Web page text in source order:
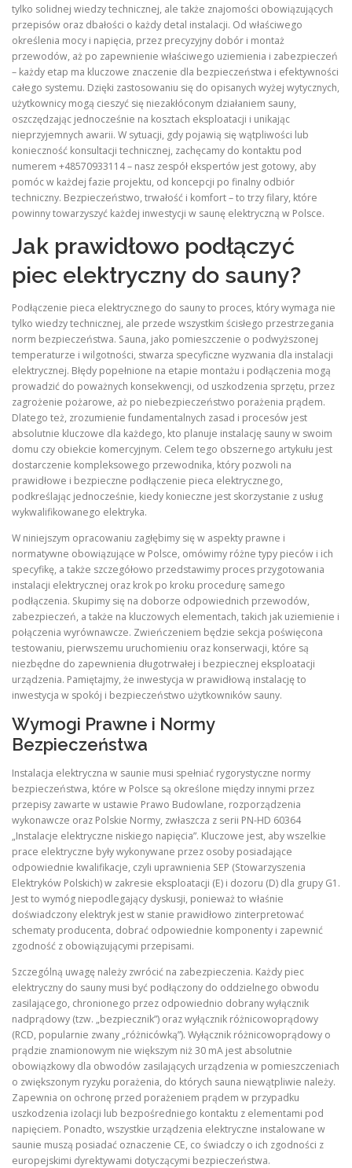
tylko solidnej wiedzy technicznej, ale także znajomości obowiązujących
przepisów oraz dbałości o każdy detal instalacji. Od właściwego
określenia mocy i napięcia, przez precyzyjny dobór i montaż
przewodów, aż po zapewnienie właściwego uziemienia i zabezpieczeń
– każdy etap ma kluczowe znaczenie dla bezpieczeństwa i efektywności
całego systemu. Dzięki zastosowaniu się do opisanych wyżej wytycznych,
użytkownicy mogą cieszyć się niezakłóconym działaniem sauny,
oszczędzając jednocześnie na kosztach eksploatacji i unikając
nieprzyjemnych awarii. W sytuacji, gdy pojawią się wątpliwości lub
konieczność konsultacji technicznej, zachęcamy do kontaktu pod
numerem +48570933114 – nasz zespół ekspertów jest gotowy, aby
pomóc w każdej fazie projektu, od koncepcji po finalny odbiór
techniczny. Bezpieczeństwo, trwałość i komfort – to trzy filary, które
powinny towarzyszyć każdej inwestycji w saunę elektryczną w Polsce.
Jak prawidłowo podłączyć
piec elektryczny do sauny?
Podłączenie pieca elektrycznego do sauny to proces, który wymaga nie
tylko wiedzy technicznej, ale przede wszystkim ścisłego przestrzegania
norm bezpieczeństwa. Sauna, jako pomieszczenie o podwyższonej
temperaturze i wilgotności, stwarza specyficzne wyzwania dla instalacji
elektrycznej. Błędy popełnione na etapie montażu i podłączenia mogą
prowadzić do poważnych konsekwencji, od uszkodzenia sprzętu, przez
zagrożenie pożarowe, aż po niebezpieczeństwo porażenia prądem.
Dlatego też, zrozumienie fundamentalnych zasad i procesów jest
absolutnie kluczowe dla każdego, kto planuje instalację sauny w swoim
domu czy obiekcie komercyjnym. Celem tego obszernego artykułu jest
dostarczenie kompleksowego przewodnika, który pozwoli na
prawidłowe i bezpieczne podłączenie pieca elektrycznego,
podkreślając jednocześnie, kiedy konieczne jest skorzystanie z usług
wykwalifikowanego elektryka.
W niniejszym opracowaniu zagłębimy się w aspekty prawne i
normatywne obowiązujące w Polsce, omówimy różne typy pieców i ich
specyfikę, a także szczegółowo przedstawimy proces przygotowania
instalacji elektrycznej oraz krok po kroku procedurę samego
podłączenia. Skupimy się na doborze odpowiednich przewodów,
zabezpieczeń, a także na kluczowych elementach, takich jak uziemienie i
połączenia wyrównawcze. Zwieńczeniem będzie sekcja poświęcona
testowaniu, pierwszemu uruchomieniu oraz konserwacji, które są
niezbędne do zapewnienia długotrwałej i bezpiecznej eksploatacji
urządzenia. Pamiętajmy, że inwestycja w prawidłową instalację to
inwestycja w spokój i bezpieczeństwo użytkowników sauny.
Wymogi Prawne i Normy
Bezpieczeństwa
Instalacja elektryczna w saunie musi spełniać rygorystyczne normy
bezpieczeństwa, które w Polsce są określone między innymi przez
przepisy zawarte w ustawie Prawo Budowlane, rozporządzenia
wykonawcze oraz Polskie Normy, zwłaszcza z serii PN-HD 60364
„Instalacje elektryczne niskiego napięcia”. Kluczowe jest, aby wszelkie
prace elektryczne były wykonywane przez osoby posiadające
odpowiednie kwalifikacje, czyli uprawnienia SEP (Stowarzyszenia
Elektryków Polskich) w zakresie eksploatacji (E) i dozoru (D) dla grupy G1.
Jest to wymóg niepodlegający dyskusji, ponieważ to właśnie
doświadczony elektryk jest w stanie prawidłowo zinterpretować
schematy producenta, dobrać odpowiednie komponenty i zapewnić
zgodność z obowiązującymi przepisami.
Szczególną uwagę należy zwrócić na zabezpieczenia. Każdy piec
elektryczny do sauny musi być podłączony do oddzielnego obwodu
zasilającego, chronionego przez odpowiednio dobrany wyłącznik
nadprądowy (tzw. „bezpiecznik”) oraz wyłącznik różnicowoprądowy
(RCD, popularnie zwany „różnicówką”). Wyłącznik różnicowoprądowy o
prądzie znamionowym nie większym niż 30 mA jest absolutnie
obowiązkowy dla obwodów zasilających urządzenia w pomieszczeniach
o zwiększonym ryzyku porażenia, do których sauna niewątpliwie należy.
Zapewnia on ochronę przed porażeniem prądem w przypadku
uszkodzenia izolacji lub bezpośredniego kontaktu z elementami pod
napięciem. Ponadto, wszystkie urządzenia elektryczne instalowane w
saunie muszą posiadać oznaczenie CE, co świadczy o ich zgodności z
europejskimi dyrektywami dotyczącymi bezpieczeństwa.